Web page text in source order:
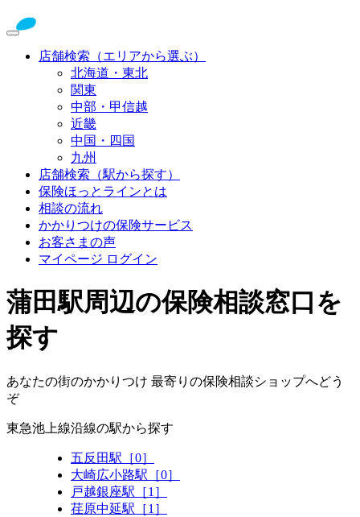
店舗検索（エリアから選ぶ）
北海道・東北
関東
中部・甲信越
近畿
中国・四国
九州
店舗検索（駅から探す）
保険ほっとラインとは
相談の流れ
かかりつけの保険サービス
お客さまの声
マイページ ログイン
蒲田駅周辺の保険相談窓口を
探す
あなたの街のかかりつけ 最寄りの保険相談ショップへどう
ぞ
東急池上線沿線の駅から探す
五反田駅［0］
大崎広小路駅［0］
戸越銀座駅［1］
荏原中延駅［1］